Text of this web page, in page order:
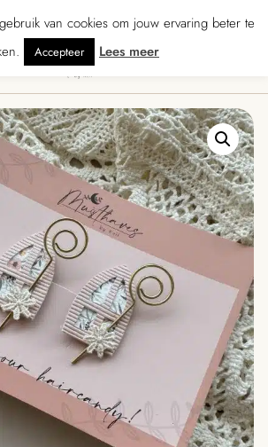
€ 70 · Gratis kaartje met je bestelling •
van cookies om jouw ervaring beter te
Accepteer Lees meer